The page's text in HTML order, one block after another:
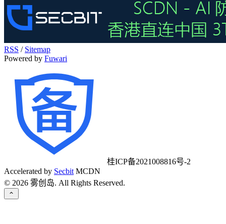
RSS / Sitemap
Powered by Fuwari
桂ICP备2021008816号-2
Accelerated by Secbit MCDN
© 2026 雾创岛. All Rights Reserved.